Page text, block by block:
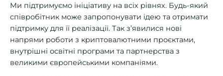
Ми підтримуємо ініціативу на всіх рівнях. Будь-який
співробітник може запропонувати ідею та отримати
підтримку для її реалізації. Так з’явилися нові
напрями роботи з криптовалютними проєктами,
внутрішні освітні програми та партнерства з
великими європейськими компаніями.